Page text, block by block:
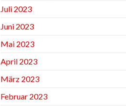
Juli 2023
Juni 2023
Mai 2023
April 2023
März 2023
Februar 2023